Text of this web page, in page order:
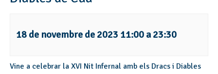
18 de novembre de 2023 11:00 a23:30
Vine a celebrar la XVI Nit Infernal amb els Dracs i Diables